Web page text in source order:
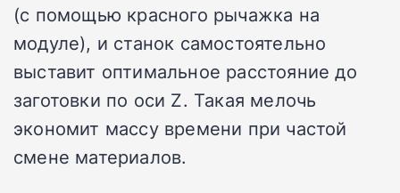
(с помощью красного рычажка на
модуле), и станок самостоятельно
выставит оптимальное расстояние до
заготовки по оси Z. Такая мелочь
экономит массу времени при частой
смене материалов.